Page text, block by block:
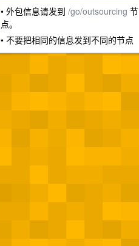
• 外包信息请发到 /go/outsourcing 节
点。
• 不要把相同的信息发到不同的节点